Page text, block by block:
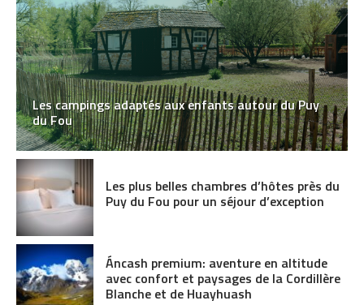
Les campings adaptés aux enfants autour du Puy
du Fou
Les plus belles chambres d’hôtes près du
Puy du Fou pour un séjour d’exception
Áncash premium: aventure en altitude
avec confort et paysages de la Cordillère
Blanche et de Huayhuash